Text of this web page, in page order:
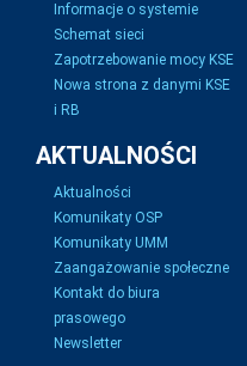
Informacje o systemie
Schemat sieci
Zapotrzebowanie mocy KSE
Nowa strona z danymi KSE
i RB
AKTUALNOŚCI
Aktualności
Komunikaty OSP
Komunikaty UMM
Zaangażowanie społeczne
Kontakt do biura
prasowego
Newsletter